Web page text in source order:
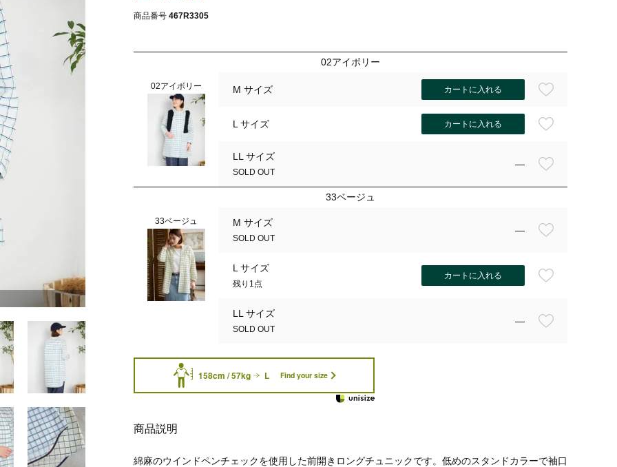
商品番号 467R3305
02アイボリー
02アイボリー M サイズ カートに入れる
L サイズ カートに入れる
LL サイズ
SOLD OUT
—
33ベージュ
33ベージュ M サイズ
SOLD OUT
—
L サイズ
残り1点
カートに入れる
LL サイズ
SOLD OUT
—
158cm / 57kg L Find your size
商品説明
綿麻のウインドペンチェックを使用した前開きロングチュニックです。低めのスタンドカラーで袖口